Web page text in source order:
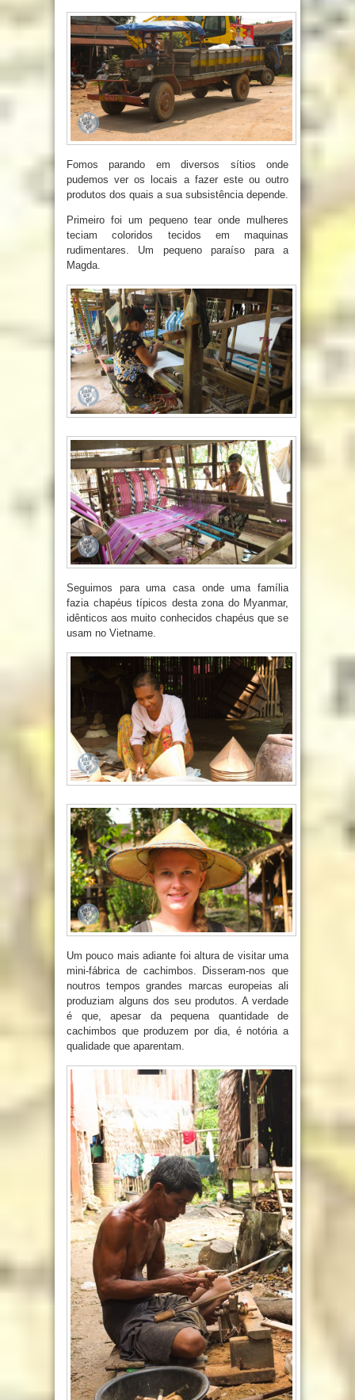
Fomos parando em diversos sítios onde
pudemos ver os locais a fazer este ou outro
produtos dos quais a sua subsistência depende.
Primeiro foi um pequeno tear onde mulheres
teciam coloridos tecidos em maquinas
rudimentares. Um pequeno paraíso para a
Magda.
Seguimos para uma casa onde uma família
fazia chapéus típicos desta zona do Myanmar,
idênticos aos muito conhecidos chapéus que se
usam no Vietname.
Um pouco mais adiante foi altura de visitar uma
mini-fábrica de cachimbos. Disseram-nos que
noutros tempos grandes marcas europeias ali
produziam alguns dos seu produtos. A verdade
é que, apesar da pequena quantidade de
cachimbos que produzem por dia, é notória a
qualidade que aparentam.